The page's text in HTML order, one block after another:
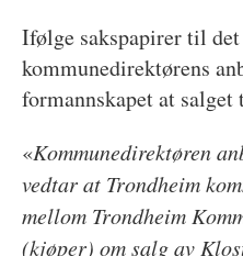
Ifølge sakspapirer til
kommunedirektørens
formannskapet at
«Kommunedirektøren
vedtar at Trondheim
mellom Trondheim
(kjøper) om salg av